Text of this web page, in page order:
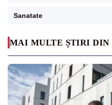
MAI MULTE ȘTIRI DIN
Sanatate